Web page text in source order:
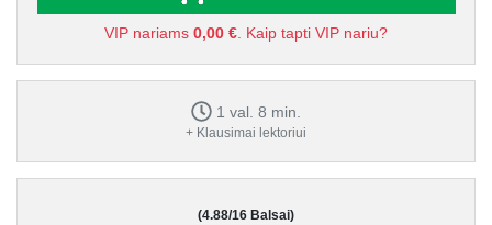
VIP nariams 0,00 € . Kaip tapti VIP nariu?
1 val. 8 min.
+ Klausimai lektoriui
(4.88/16 Balsai)